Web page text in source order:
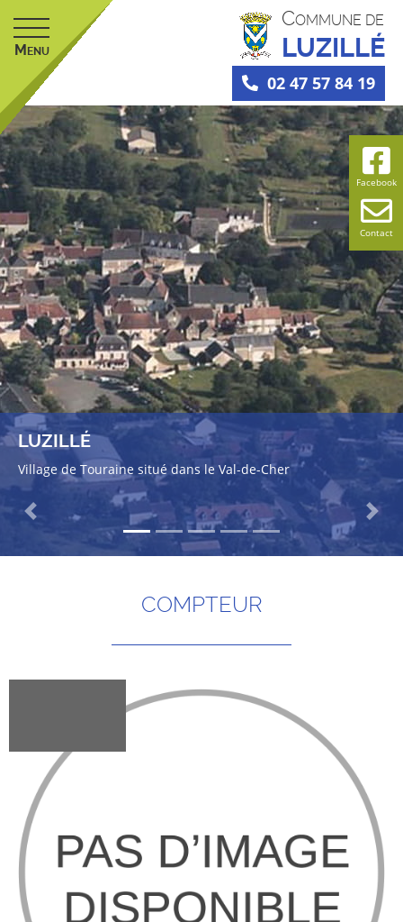
Facebook
Contact
M ENU
COMMUNE DE
LUZILLÉ
02 47 57 84 19
LUZILLÉ
Village de Touraine situé dans le Val-de-Cher
Previous Next
COMPTEUR